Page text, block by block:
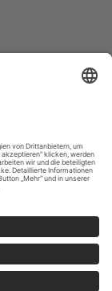
57392 Schmallenberg